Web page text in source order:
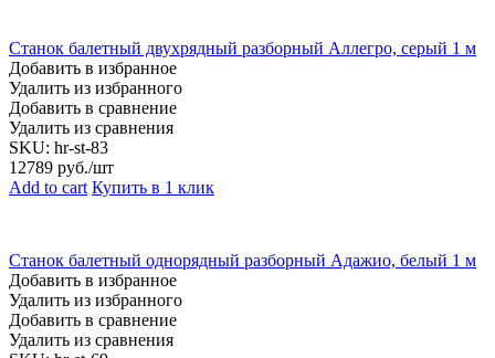
Станок балетный двухрядный разборный Аллегро, серый 1 м
Добавить в избранное
Удалить из избранного
Добавить в сравнение
Удалить из сравнения
SKU: hr-st-83
12789 руб./шт
Add to cart Купить в 1 клик
Станок балетный однорядный разборный Адажио, белый 1 м
Добавить в избранное
Удалить из избранного
Добавить в сравнение
Удалить из сравнения